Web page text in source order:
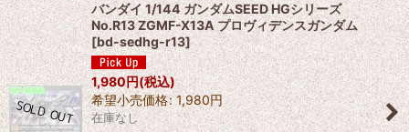
バンダイ 1/144 ガンダムSEED HGシリーズ
No.R13 ZGMF-X13A プロヴィデンスガンダム
[bd-sedhg-r13]
1,980円(税込)
希望小売価格: 1,980円
在庫なし